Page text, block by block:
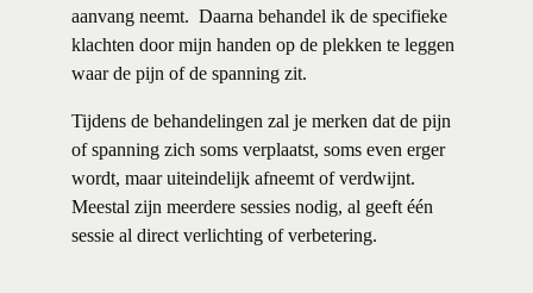
aanvang neemt. Daarna behandel ik de specifieke
klachten door mijn handen op de plekken te leggen
waar de pijn of de spanning zit.
Tijdens de behandelingen zal je merken dat de pijn
of spanning zich soms verplaatst, soms even erger
wordt, maar uiteindelijk afneemt of verdwijnt.
Meestal zijn meerdere sessies nodig, al geeft één
sessie al direct verlichting of verbetering.